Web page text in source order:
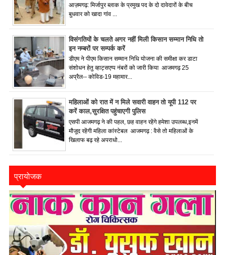
आज़मगढ़: मिर्जापुर ब्लाक के प्रमुख पद के दो दावेदारों के बीच
बुधवार को खादा गांव ...
विसंगतियों के चलते अगर नहीं मिली किसान सम्मान निधि तो
इन नम्बरों पर सम्पर्क करें
डीएम ने पीएम किसान सम्मान निधि योजना की समीक्षा कर डाटा
संशोधन हेतु व्हाट्सएप्प नंबरों को जारी किया आजमगढ़ 25
अप्रैल-- कोविड-19 महामार...
महिलाओं को रात में न मिले सवारी वाहन तो यूपी 112 पर
करें काल,सुरक्षित पहुंचाएगी पुलिस
एसपी आजमगढ़ ने की पहल, छह वाहन रहेंगे हमेशा उपलब्ध,इनमें
मौजूद रहेंगी महिला कांस्टेबल आजमगढ़ : वैसे तो महिलाओं के
खिलाफ बढ़ रहे अपराधो...
प्रायोजक